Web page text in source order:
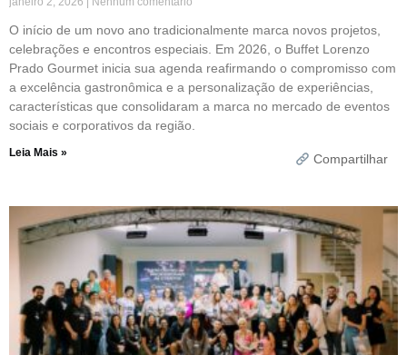
O início de um novo ano tradicionalmente marca novos projetos,
celebrações e encontros especiais. Em 2026, o Buffet Lorenzo
Prado Gourmet inicia sua agenda reafirmando o compromisso com
a excelência gastronômica e a personalização de experiências,
características que consolidaram a marca no mercado de eventos
sociais e corporativos da região.
Leia Mais » Compartilhar